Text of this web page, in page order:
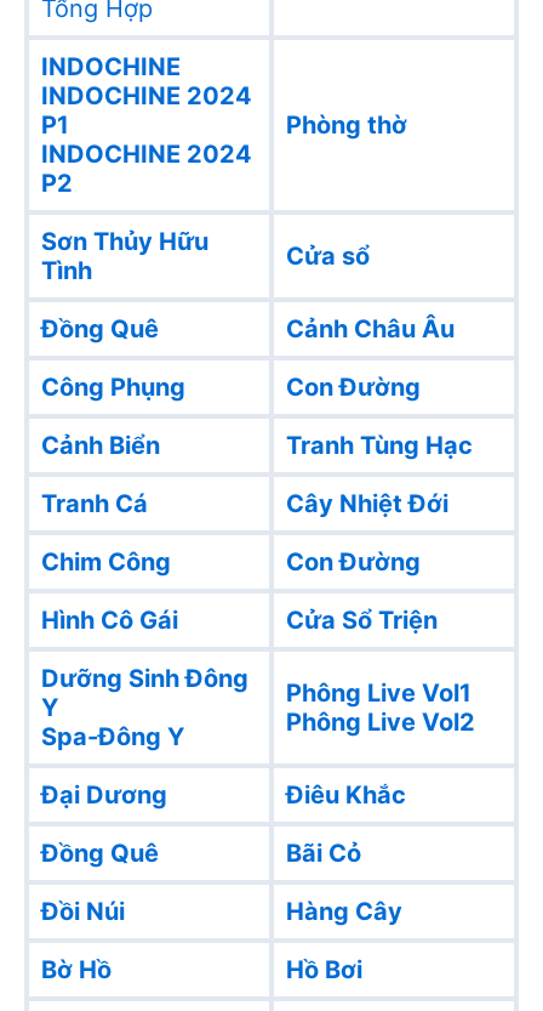
Tổng Hợp
INDOCHINE
INDOCHINE 2024
P1
INDOCHINE 2024
P2
Phòng thờ
Sơn Thủy Hữu
Tình
Cửa sổ
Đồng Quê
Cảnh Châu Âu
Công Phụng
Con Đường
Cảnh Biển
Tranh Tùng Hạc
Tranh Cá
Cây Nhiệt Đới
Chim Công
Con Đường
Hình Cô Gái
Cửa Sổ Triện
Dưỡng Sinh Đông
Y
Spa-Đông Y
Phông Live Vol1
Phông Live Vol2
Đại Dương
Điêu Khắc
Đồng Quê
Bãi Cỏ
Đồi Núi
Hàng Cây
Bờ Hồ
Hồ Bơi